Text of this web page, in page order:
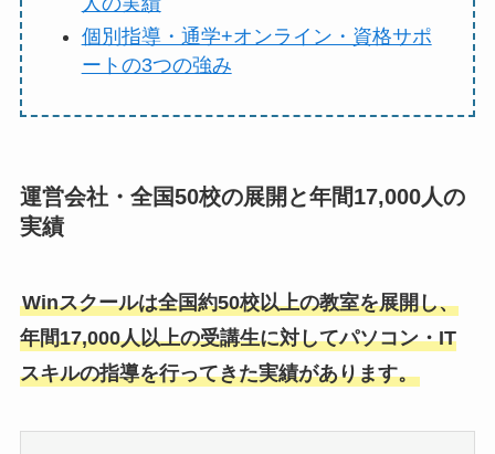
個別指導・通学+オンライン・資格サポ
ートの3つの強み
運営会社・全国50校の展開と年間17,000人の
実績
Winスクールは全国約50校以上の教室を展開し、
年間17,000人以上の受講生に対してパソコン・IT
スキルの指導を行ってきた実績があります。